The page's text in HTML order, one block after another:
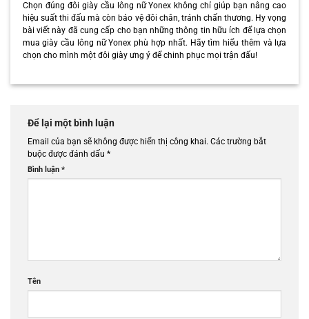
Chọn đúng đôi giày cầu lông nữ Yonex không chỉ giúp bạn nâng cao
hiệu suất thi đấu mà còn bảo vệ đôi chân, tránh chấn thương. Hy vọng
bài viết này đã cung cấp cho bạn những thông tin hữu ích để lựa chọn
mua giày cầu lông nữ Yonex phù hợp nhất. Hãy tìm hiểu thêm và lựa
chọn cho mình một đôi giày ưng ý để chinh phục mọi trận đấu!
Để lại một bình luận
Email của bạn sẽ không được hiển thị công khai. Các trường bắt
buộc được đánh dấu *
Bình luận *
Tên